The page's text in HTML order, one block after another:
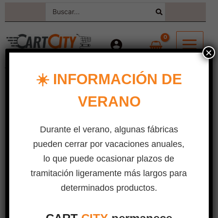
/ EQUIPAMIENTOS
Descubra nuestros equipos
profesionales complementarios
para comercios, logística y
acondicionamiento de puntos de
☀️ INFORMACIÓN DE
VERANO
Durante el verano, algunas fábricas
pueden cerrar por vacaciones anuales,
lo que puede ocasionar plazos de
tramitación ligeramente más largos para
determinados productos.
×